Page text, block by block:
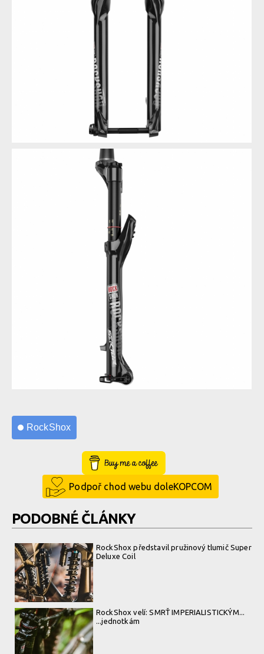
RockShox
Buy Me a Coffee
Podpoř chod webu doleKOPCOM
PODOBNÉ ČLÁNKY
RockShox představil pružinový tlumič Super
Deluxe Coil
RockShox velí: SMRŤ IMPERIALISTICKÝM...
...jednotkám